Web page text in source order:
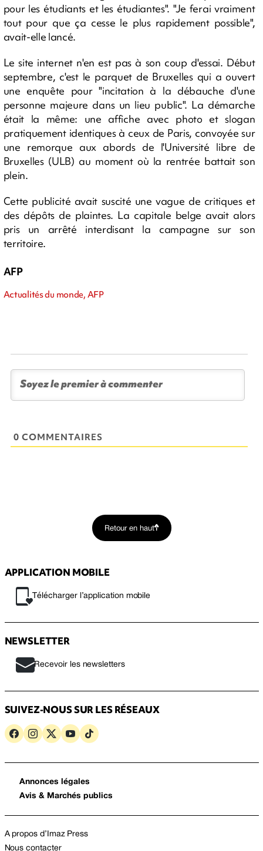
pour les étudiants et les étudiantes". "Je ferai vraiment
tout pour que ça cesse le plus rapidement possible",
avait-elle lancé.
Le site internet n'en est pas à son coup d'essai. Début
septembre, c'est le parquet de Bruxelles qui a ouvert
une enquête pour "incitation à la débauche d'une
personne majeure dans un lieu public". La démarche
était la même: une affiche avec photo et slogan
pratiquement identiques à ceux de Paris, convoyée sur
une remorque aux abords de l'Université libre de
Bruxelles (ULB) au moment où la rentrée battait son
plein.
Cette publicité avait suscité une vague de critiques et
des dépôts de plaintes. La capitale belge avait alors
pris un arrêté interdisant la campagne sur son
territoire.
AFP
Actualités du monde, AFP
0 COMMENTAIRES
Retour en haut
APPLICATION MOBILE
Télécharger l’application mobile
NEWSLETTER
Recevoir les newsletters
SUIVEZ-NOUS SUR LES RÉSEAUX
Annonces légales
Avis & Marchés publics
A propos d’Imaz Press
Nous contacter